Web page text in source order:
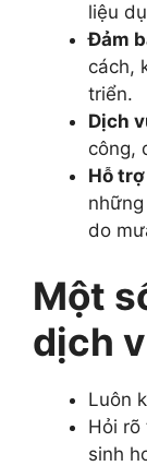
liệu
Đảm
cách,
triển.
Dịch
công,
Hỗ
do
Một
dịch
Luôn
Hỏi rõ
sinh